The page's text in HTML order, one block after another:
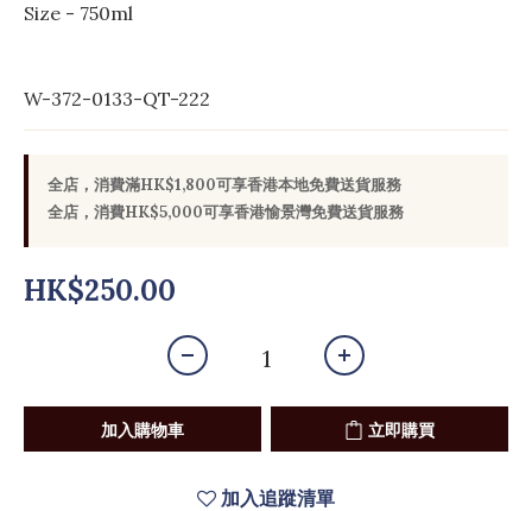
Size - 750ml
W-372-0133-QT-222
全店，消費滿HK$1,800可享香港本地免費送貨服務
全店，消費HK$5,000可享香港愉景灣免費送貨服務
HK$250.00
加入購物車 立即購買
加入追蹤清單